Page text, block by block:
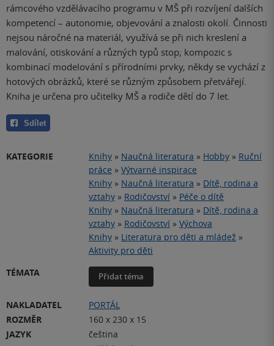
rámcového vzdělávacího programu v MŠ při rozvíjení dalších
kompetencí – autonomie, objevování a znalosti okolí. Činnosti
nejsou náročné na materiál, využívá se při nich kreslení a
malování, otiskování a různých typů stop; kompozic s
kombinací modelování s přírodními prvky, někdy se vychází z
hotových obrázků, které se různým způsobem přetvářejí.
Kniha je určena pro učitelky MŠ a rodiče dětí do 7 let.
Sdílet
KATEGORIE Knihy » Naučná literatura » Hobby » Ruční
práce » Výtvarné inspirace
Knihy » Naučná literatura » Dítě, rodina a
vztahy » Rodičovství » Péče o dítě
Knihy » Naučná literatura » Dítě, rodina a
vztahy » Rodičovství » Výchova
Knihy » Literatura pro děti a mládež »
Aktivity pro děti
TÉMATA
Přidat téma
NAKLADATEL
PORTÁL
ROZMĚR
160 x 230 x 15
JAZYK
čeština